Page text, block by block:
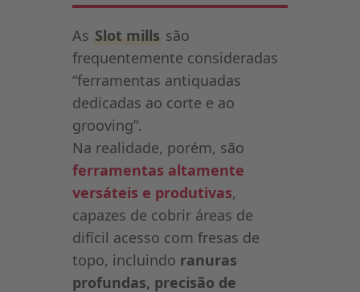
As Slot mills são
frequentemente consideradas
“ferramentas antiquadas
dedicadas ao corte e ao
grooving”.
Na realidade, porém, são
ferramentas altamente
versáteis e produtivas,
capazes de cobrir áreas de
difícil acesso com fresas de
topo, incluindo ranuras
profundas, precisão de